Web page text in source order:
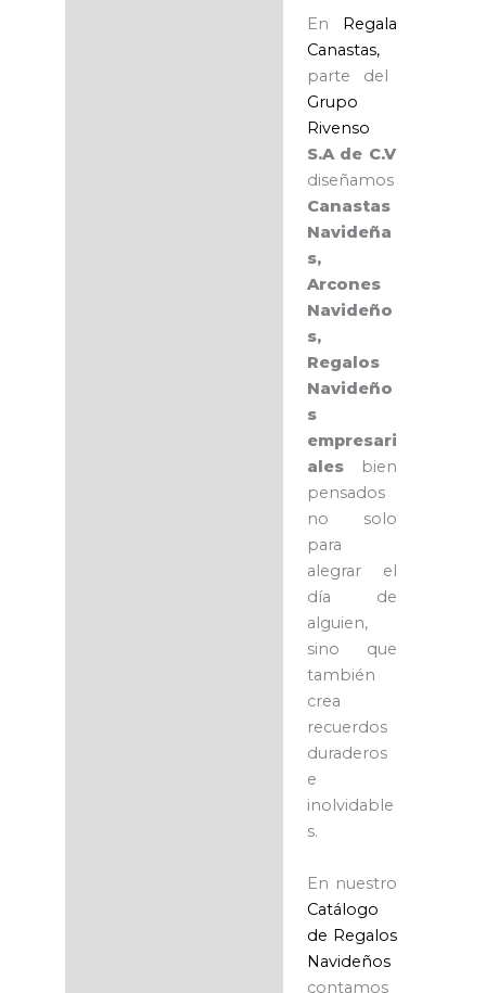
En
Regala
Canastas,
parte del
Grupo
Rivenso
S.A de C.V
diseñamos
Canastas
Navideña
s,
Arcones
Navideño
s,
Regalos
Navideño
s
empresari
alesbien
pensados
no solo
para
alegrar el
día de
alguien,
sino que
también
crea
recuerdos
duraderos
e
inolvidable
s.
En nuestro
Catálogo
de Regalos
Navideños
contamos